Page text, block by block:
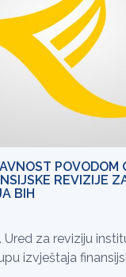
POVODOM
REVIZIJE
BIH
Ured za reviziju
izvještaja